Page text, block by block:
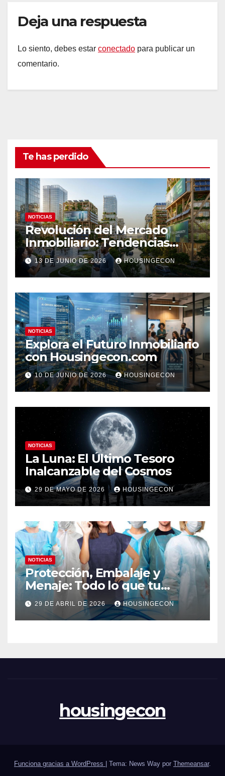
Deja una respuesta
Lo siento, debes estar conectado para publicar un
comentario.
Te has perdido
NOTICIAS
Revolución del Mercado
Inmobiliario: Tendencias
Clave 2023
13 DE JUNIO DE 2026 HOUSINGECON
NOTICIAS
Explora el Futuro Inmobiliario
con Housingecon.com
10 DE JUNIO DE 2026 HOUSINGECON
NOTICIAS
La Luna: El Último Tesoro
Inalcanzable del Cosmos
29 DE MAYO DE 2026 HOUSINGECON
NOTICIAS
Protección, Embalaje y
Menaje: Todo lo que tu
negocio necesita en un solo
lugar
29 DE ABRIL DE 2026 HOUSINGECON
housingecon
Funciona gracias a WordPress Tema: News Way por Themeansar.